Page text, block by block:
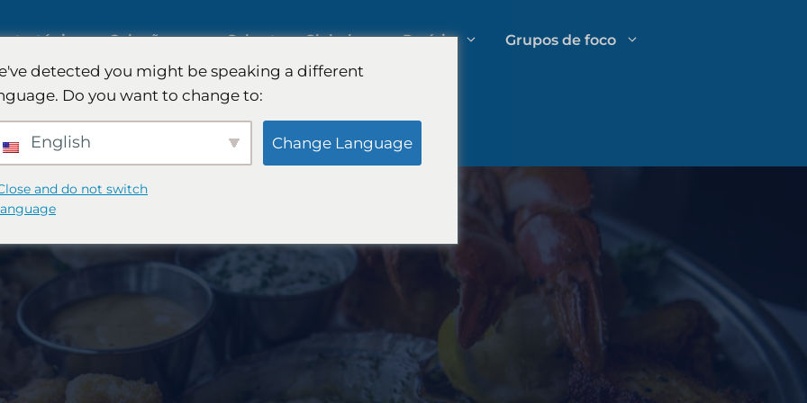
Soluções
de IA
B2B
do
FinTech
Pesquisa de mercado
internacional
Pesquisa qualitativa e
quantitativa
Gestão de Gastos em Escritórios
de Advocacia
Estratégias de crescimento para
escritórios de advocacia
Cobertura Global Perícia Grupos de foco
detected you might be speaking a different
Do you want to change to:
English Change Language
and do not switch